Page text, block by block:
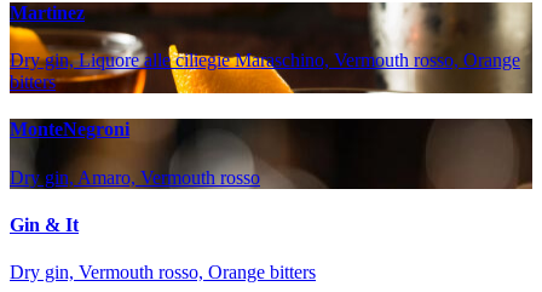
Martinez
Dry gin, Liquore alle ciliegie Maraschino, Vermouth rosso, Orange
bitters
MonteNegroni
Dry gin, Amaro, Vermouth rosso
Gin & It
Dry gin, Vermouth rosso, Orange bitters